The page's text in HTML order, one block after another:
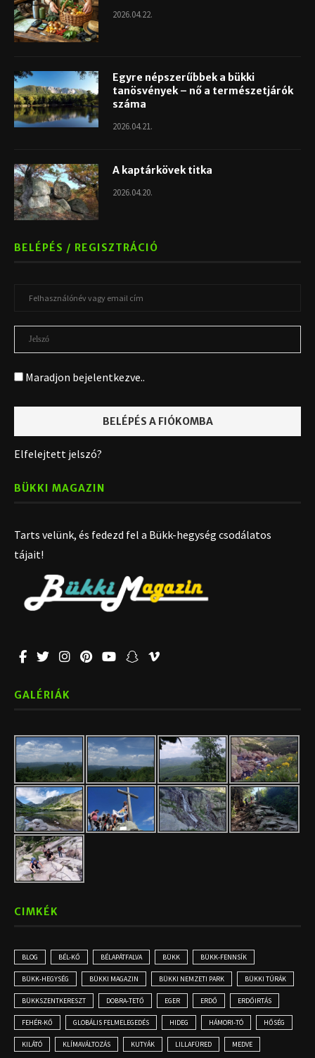
2026.04.22.
Egyre népszerűbbek a bükki
tanösvények – nő a természetjárók
száma
2026.04.21.
A kaptárkövek titka
2026.04.20.
BELÉPÉS / REGISZTRÁCIÓ
Maradjon bejelentkezve..
Elfelejtett jelszó?
BÜKKI MAGAZIN
Tarts velünk, és fedezd fel a Bükk-hegység csodálatos
tájait!
GALÉRIÁK
CIMKÉK
BLOG BÉL-KŐ BÉLAPÁTFALVA BÜKK BÜKK-FENNSÍK
BÜKK-HEGYSÉG BÜKKI MAGAZIN BÜKKI NEMZETI PARK BÜKKI TÚRÁK
BÜKKSZENTKERESZT DOBRA-TETŐ EGER ERDŐ ERDŐIRTÁS
FEHÉR-KŐ GLOBÁLIS FELMELEGEDÉS HIDEG HÁMORI-TÓ HŐSÉG
KILÁTÓ KLÍMAVÁLTOZÁS KUTYÁK LILLAFÜRED MEDVE